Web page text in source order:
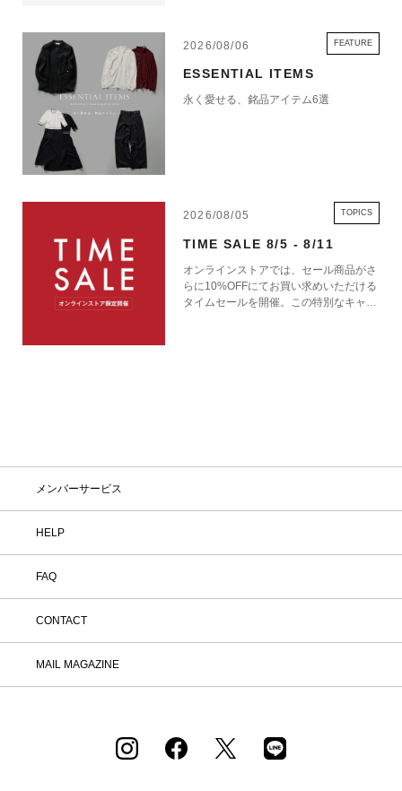
2026/08/06 FEATURE
ESSENTIAL ITEMS
永く愛せる、銘品アイテム6選
2026/08/05 TOPICS
TIME SALE 8/5 - 8/11
オンラインストアでは、セール商品がさ
らに10%OFFにてお買い求めいただける
タイムセールを開催。この特別なキャン
メンバーサービス
HELP
FAQ
CONTACT
MAIL MAGAZINE